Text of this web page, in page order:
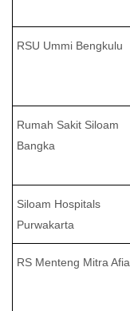
RSU Ummi Bengkulu
Rumah Sakit Siloam
Bangka
Siloam Hospitals
Purwakarta
RS Menteng Mitra Afia